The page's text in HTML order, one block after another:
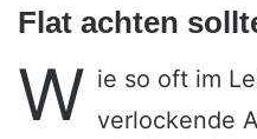
Flat achten
W ie so oft im
verlockende